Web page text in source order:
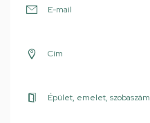
E-mail
Cím
Épület, emelet, szobaszám